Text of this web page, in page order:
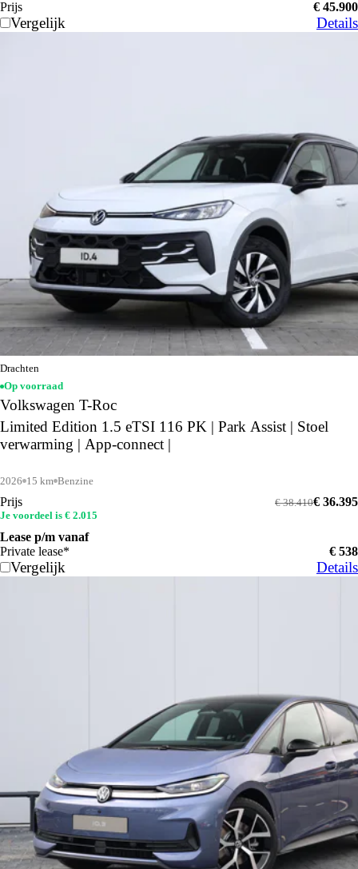
Prijs € 45.900
Vergelijk Details
Drachten
Op voorraad
Volkswagen T-Roc
Limited Edition 1.5 eTSI 116 PK | Park Assist | Stoel
verwarming | App-connect |
2026 15 km Benzine
Prijs € 36.395
€ 38.410
Je voordeel is € 2.015
Lease p/m vanaf
Private lease*
€ 538
Vergelijk Details